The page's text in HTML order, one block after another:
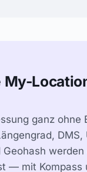
My-
ganz ohne
DMS,
Geohash
— mit Kompass